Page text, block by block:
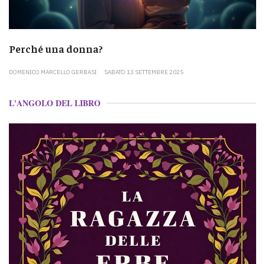
Perché una donna?
DOMENICO MARCELLO GERBASI SABATO 13 SETTEMBRE 2025
L'ANGOLO DEL LIBRO